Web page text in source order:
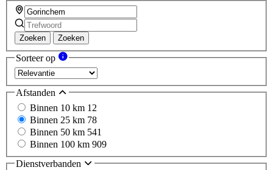
Zoeken Zoeken
Sorteer op
Afstanden
Binnen 10 km 12
Binnen 25 km 78
Binnen 50 km 541
Binnen 100 km 909
Dienstverbanden